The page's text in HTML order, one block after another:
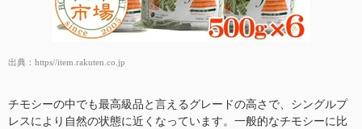
出典： https//item.rakuten.co.jp
チモシーの中でも最高級品と言えるグレードの高さで、シングルプ
レスにより自然の状態に近くなっています。一般的なチモシーに比